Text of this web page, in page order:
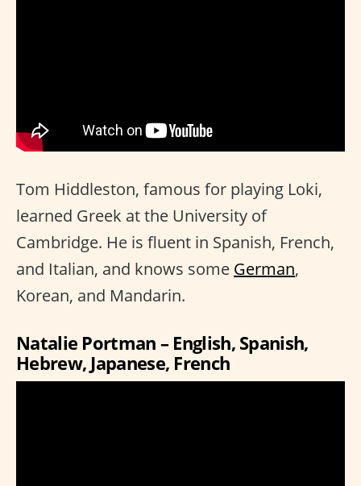
Tom Hiddleston, famous for playing Loki,
learned Greek at the University of
Cambridge. He is fluent in Spanish, French,
and Italian, and knows some German,
Korean, and Mandarin.
Natalie Portman – English, Spanish,
Hebrew, Japanese, French